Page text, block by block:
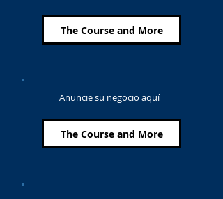
The Course and More
Anuncie su negocio aquí
The Course and More